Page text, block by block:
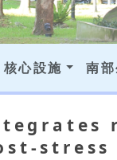
核心設施 南
stress